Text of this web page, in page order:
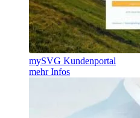
mySVG Kundenportal
mehr Infos